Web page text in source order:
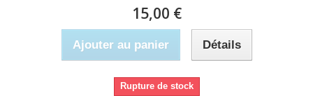
15,00 €
Ajouter au panier Détails
Rupture de stock